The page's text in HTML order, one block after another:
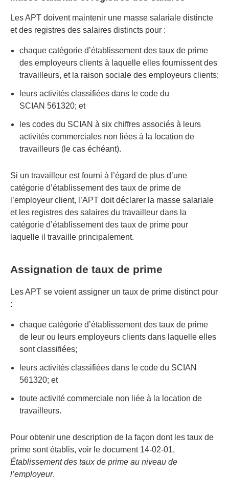
Les APT doivent maintenir une masse salariale distincte
et des registres des salaires distincts pour :
chaque catégorie d’établissement des taux de prime
des employeurs clients à laquelle elles fournissent des
travailleurs, et la raison sociale des employeurs clients;
leurs activités classifiées dans le code du
SCIAN 561320; et
les codes du SCIAN à six chiffres associés à leurs
activités commerciales non liées à la location de
travailleurs (le cas échéant).
Si un travailleur est fourni à l’égard de plus d’une
catégorie d’établissement des taux de prime de
l’employeur client, l’APT doit déclarer la masse salariale
et les registres des salaires du travailleur dans la
catégorie d’établissement des taux de prime pour
laquelle il travaille principalement.
Assignation de taux de prime
Les APT se voient assigner un taux de prime distinct pour
:
chaque catégorie d’établissement des taux de prime
de leur ou leurs employeurs clients dans laquelle elles
sont classifiées;
leurs activités classifiées dans le code du SCIAN
561320; et
toute activité commerciale non liée à la location de
travailleurs.
Pour obtenir une description de la façon dont les taux de
prime sont établis, voir le document 14-02-01,
Établissement des taux de prime au niveau de
l’employeur.